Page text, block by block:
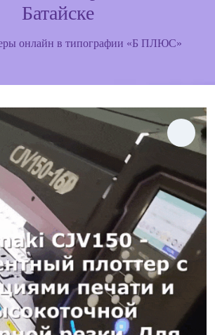
Батайске
онлайн в типографии «Б ПЛЮС»